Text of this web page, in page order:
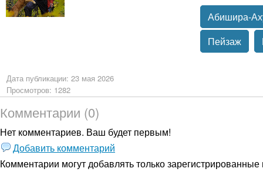
Абишира-
Пейзаж
Дата публикации: 23 мая 2026
Просмотров: 1282
Комментарии (0)
Нет комментариев. Ваш будет первым!
Добавить комментарий
Комментарии могут добавлять толькозарегистрированные